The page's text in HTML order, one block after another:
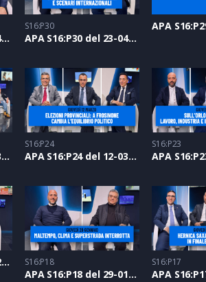
APA S16:P31 del 30-04-2026
S16:P30
APA S16:P30 del 23-04-2026
APA S16:P25 del 19-03-2026
S16:P24
APA S16:P24 del 12-03-2026
S16:P23
APA S16:P19 del 05-02-2026 S16:P18
APA S16:P18 del 29-01-2026
S16:P17